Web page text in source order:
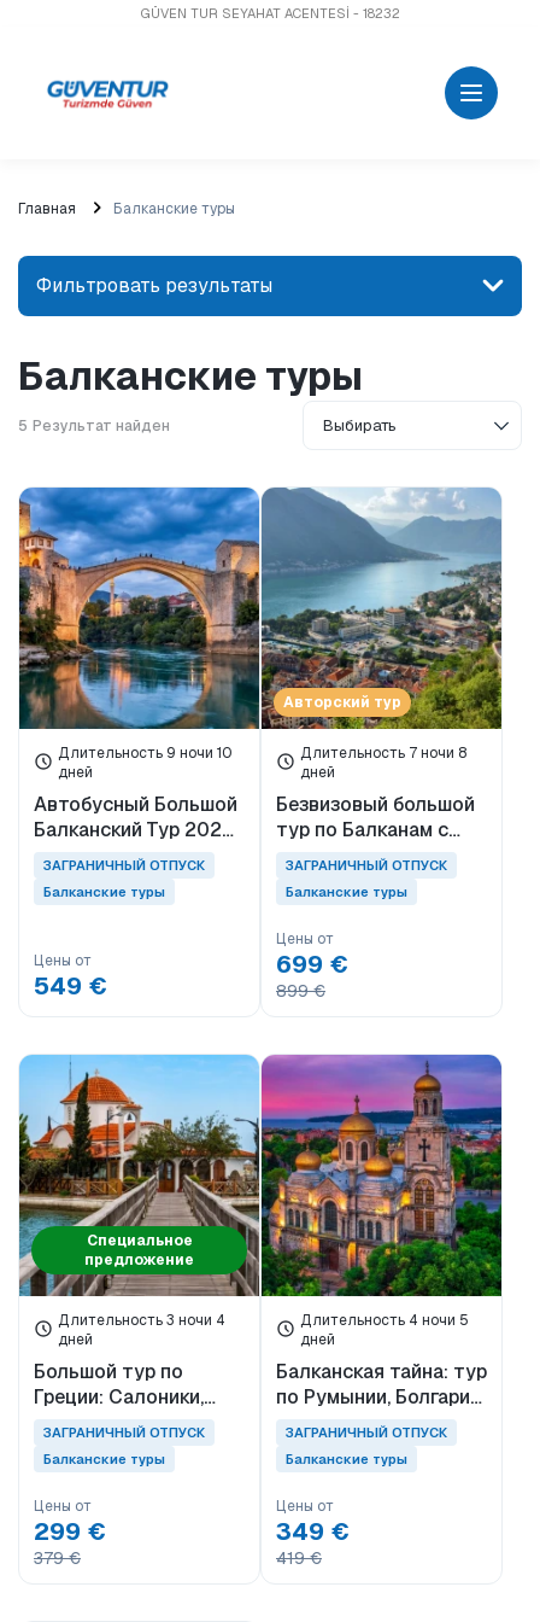
GÜVEN TUR SEYAHAT ACENTESİ - 18232
Главная Балканские туры
Фильтровать результаты
Найдите место или мероприятие
Поиск
Ценовой диапазон
0EUR 3465 EUR +
Длительность тура
1 День
1 ночи 2 дней
3 ночи 4 дней
Теги
МИДИЛЛИ
ПРОФЕССИОНАЛЬНЫЙ АВТОМОБИЛЬ
ОДНОДНЕВНЫЙ
ТЕХНИЧЕСКИЙ ТИП
Паромный билет
Алиага
Дикили
Айвалик
ВНУТРИСТРАННЫЙ ОТДЫХ
ЗАГРАНИЧНЫЙ ОТПУСК
Балканские туры
5 Результат найден
Длительность 9 ночи 10
дней
Автобусный Большой
Балканский Тур 2026:
с ночёвкой в
Салониках, с Косово
ЗАГРАНИЧНЫЙ ОТПУСК
Балканские туры
Цены от
549 €
Авторский тур
Длительность 7 ночи 8
дней
Безвизовый большой
тур по Балканам с
прямым перелётом из
Измира (8 дней)
ЗАГРАНИЧНЫЙ ОТПУСК
Балканские туры
Цены от
699 €
899 €
Специальное
предложение
Длительность 3 ночи 4
дней
Большой тур по
Греции: Салоники,
Кавала, Драма и
Порто-Лагос (с 2
ночами проживания)
ЗАГРАНИЧНЫЙ ОТПУСК
Балканские туры
Цены от
299 €
379 €
Длительность 4 ночи 5
дней
Балканская тайна: тур
по Румынии, Болгарии
и замкам (3 ночи
проживания)
ЗАГРАНИЧНЫЙ ОТПУСК
Балканские туры
Цены от
349 €
419 €